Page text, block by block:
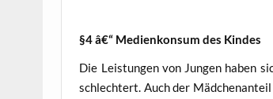
§4 â€“ Medi­en­kon­sum des Kindes
Die Leis­tun­gen von Jun­gen haben
schlech­tert. Auch der